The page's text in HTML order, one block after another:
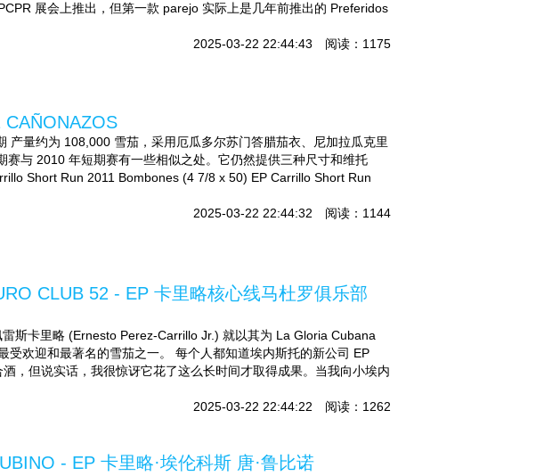
展会上推出，但第一款 parejo 实际上是几年前推出的 Preferidos
2025-03-22 22:44:43 阅读：1175
CAÑONAZOS
产量约为 108,000 雪茄，采用厄瓜多尔苏门答腊茄衣、尼加拉瓜克里
与 2010 年短期赛有一些相似之处。它仍然提供三种尺寸和维托
Short Run 2011 Bombones (4 7/8 x 50) EP Carrillo Short Run
2025-03-22 22:44:32 阅读：1144
CLUB 52 - EP 卡里略核心线马杜罗俱乐部
斯卡里略 (Ernesto Perez-Carrillo Jr.) 就以其为 La Gloria Cubana
受欢迎和最著名的雪茄之一。 每个人都知道埃内斯托的新公司 EP
，但说实话，我很惊讶它花了这么长时间才取得成果。当我向小埃内
2025-03-22 22:44:22 阅读：1262
- EP 卡里略·埃伦科斯 唐·鲁比诺